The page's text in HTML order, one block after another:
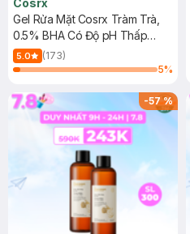
Cosrx
Gel Rửa Mặt Cosrx Tràm Trà,
0.5% BHA Có Độ pH Thấp
150ml
5.0
(173)
5%
-57%